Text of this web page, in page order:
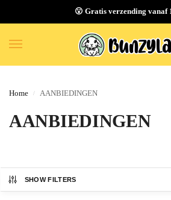
😮 Gratis verzending vanaf
Home / AANBIEDINGEN
AANBIEDINGEN
SHOW FILTERS